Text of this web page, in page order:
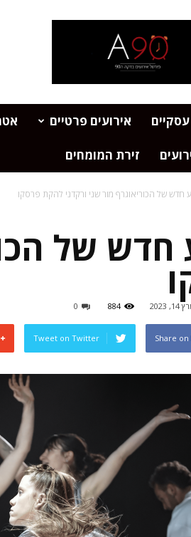
אירועים פרטיים
זירת המומחים
חדש של הכוריאוגרף מור שני ורקדני להקת פרסקו
חדש של
2023
884
0
Share
Tweet on Twitter